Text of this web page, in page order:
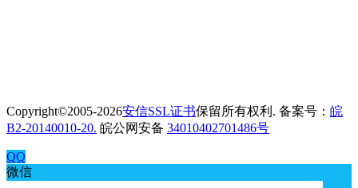
Copyright©2005-2026安信SSL证书保留所有权利. 备案号： 皖
B2-20140010-20. 皖公网安备 34010402701486号
QQ
微信